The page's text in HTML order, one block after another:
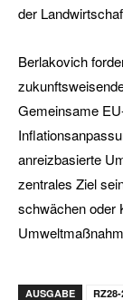
der
Berlakovich
Gemeinsame
anreizbasierte
zentrales Ziel
schwächen oder
AUSGABE